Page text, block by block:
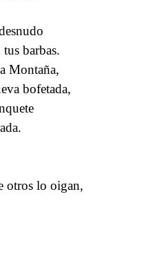
barbas.
Montaña,
bofetada,
otros lo oigan,